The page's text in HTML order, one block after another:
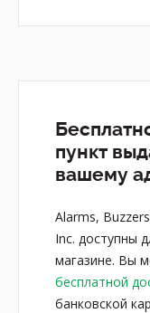
пункт
вашему
Alarms,
Inc. доступны
магазине. Вы
бесплатной
банковской